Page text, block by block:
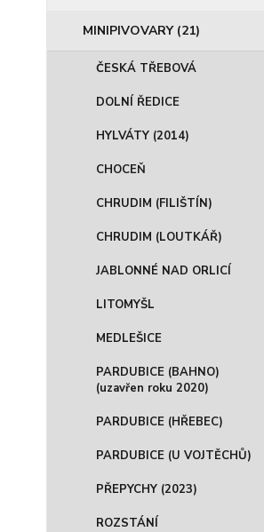
MINIPIVOVARY (21)
ČESKÁ TŘEBOVÁ
DOLNÍ ŘEDICE
HYLVÁTY (2014)
CHOCEŇ
CHRUDIM (FILIŠTÍN)
CHRUDIM (LOUTKÁŘ)
JABLONNÉ NAD ORLICÍ
LITOMYŠL
MEDLEŠICE
PARDUBICE (BAHNO)
(uzavřen roku 2020)
PARDUBICE (HŘEBEC)
PARDUBICE (U VOJTĚCHŮ)
PŘEPYCHY (2023)
ROZSTÁNÍ